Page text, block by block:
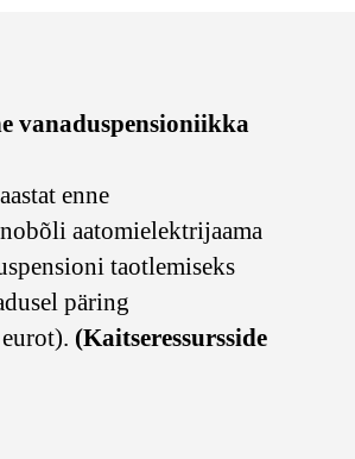
vanaduspensioniikka
enne
aatomielektrijaama
taotlemiseks
päring
(Kaitseressursside